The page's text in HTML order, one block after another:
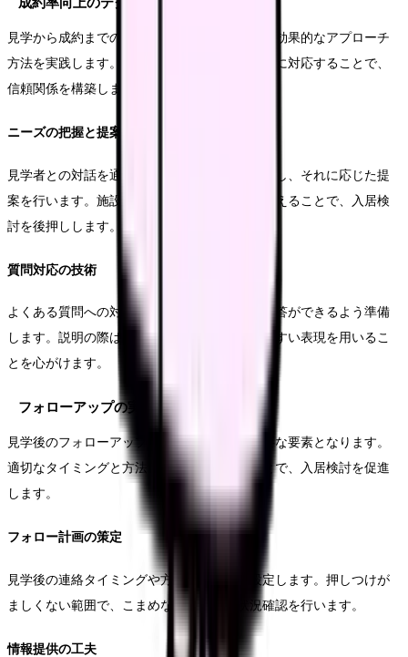
見学から成約までの過程を円滑に進めるため、効果的なアプローチ
方法を実践します。見学者の不安や疑問に丁寧に対応することで、
信頼関係を構築します。
ニーズの把握と提案
見学者との対話を通じて具体的なニーズを把握し、それに応じた提
案を行います。施設の特徴や強みを効果的に伝えることで、入居検
討を後押しします。
質問対応の技術
よくある質問への対応方法を整理し、的確な回答ができるよう準備
します。説明の際は専門用語を避け、分かりやすい表現を用いるこ
とを心がけます。
フォローアップの実施
見学後のフォローアップは、成約率向上の重要な要素となります。
適切なタイミングと方法でアプローチすることで、入居検討を促進
します。
フォロー計画の策定
見学後の連絡タイミングや方法を計画的に設定します。押しつけが
ましくない範囲で、こまめな情報提供と状況確認を行います。
情報提供の工夫